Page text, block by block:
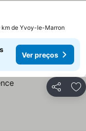
km de Yvoy-le-Marron
Ver preços
Partilhar